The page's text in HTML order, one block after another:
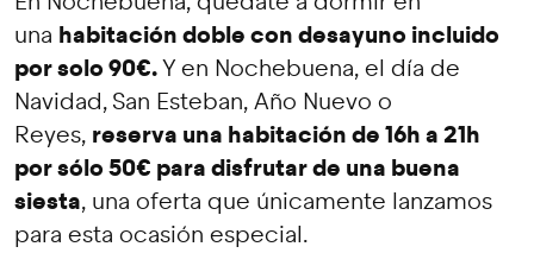
una habitación doble con desayuno incluido
por solo 90€.Y en Nochebuena, el día de
Navidad, San Esteban, Año Nuevo o
Reyes, reserva una habitación de 16h a 21h
por sólo 50€ para disfrutar de una buena
siesta, una oferta que únicamente lanzamos
para esta ocasión especial.